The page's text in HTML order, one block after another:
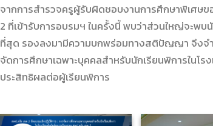
จากการสำรวจครูผู้รับผิดชอบงานการศึกษาพิเศษ
2 ที่เข้ารับการอบรมฯ ในครั้งนี้ พบว่าส่วนใหญ่จะพบ
ที่สุด รองลงมามีความบกพร่อมทางสติปัญญา จึงจำ
จัดการศึกษาเฉพาะบุคคลสำหรับนักเรียนพิการในโร
ประสิทธิผลต่อผู้เรียนพิการ